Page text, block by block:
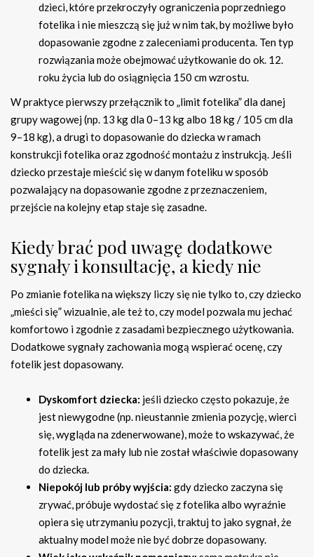
dzieci, które przekroczyły ograniczenia poprzedniego
fotelika i nie mieszczą się już w nim tak, by możliwe było
dopasowanie zgodne z zaleceniami producenta. Ten typ
rozwiązania może obejmować użytkowanie do ok. 12.
roku życia lub do osiągnięcia 150 cm wzrostu.
W praktyce pierwszy przełącznik to „limit fotelika” dla danej
grupy wagowej (np. 13 kg dla 0–13 kg albo 18 kg / 105 cm dla
9–18 kg), a drugi to dopasowanie do dziecka w ramach
konstrukcji fotelika oraz zgodność montażu z instrukcją. Jeśli
dziecko przestaje mieścić się w danym foteliku w sposób
pozwalający na dopasowanie zgodne z przeznaczeniem,
przejście na kolejny etap staje się zasadne.
Kiedy brać pod uwagę dodatkowe
sygnały i konsultację, a kiedy nie
Po zmianie fotelika na większy liczy się nie tylko to, czy dziecko
„mieści się” wizualnie, ale też to, czy model pozwala mu jechać
komfortowo i zgodnie z zasadami bezpiecznego użytkowania.
Dodatkowe sygnały zachowania mogą wspierać ocenę, czy
fotelik jest dopasowany.
Dyskomfort dziecka: jeśli dziecko często pokazuje, że
jest niewygodne (np. nieustannie zmienia pozycję, wierci
się, wygląda na zdenerwowane), może to wskazywać, że
fotelik jest za mały lub nie został właściwie dopasowany
do dziecka.
Niepokój lub próby wyjścia: gdy dziecko zaczyna się
zrywać, próbuje wydostać się z fotelika albo wyraźnie
opiera się utrzymaniu pozycji, traktuj to jako sygnał, że
aktualny model może nie być dobrze dopasowany.